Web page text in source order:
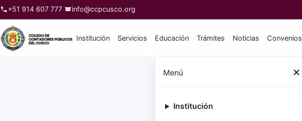
+51 914 607 777 info@ccpcusco.org
Institución Servicios Educación Trámites Noticias Convenios
Menú ×
Institución